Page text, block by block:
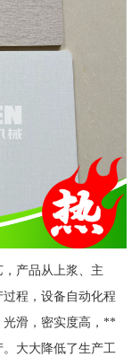
产品从上浆、主
程，设备自动化程
光滑，密实度高，**
大大降低了生产工